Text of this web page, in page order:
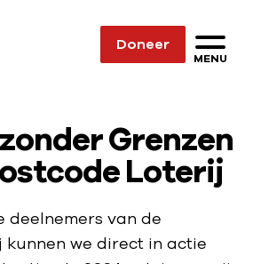
Doneer
MENU
Grenzen
Loterij
deelnemers van de
kunnen we direct in actie